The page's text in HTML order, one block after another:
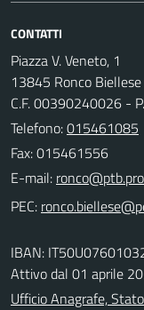
CONTATTI
Piazza V. Veneto, 1
13845 Ronco Biellese
C.F. 00390240026 -
Telefono:015461085
Fax: 015461556
E-mail:
PEC:
IBAN:
Attivo dal 01 aprile
Ufficio Anagrafe,